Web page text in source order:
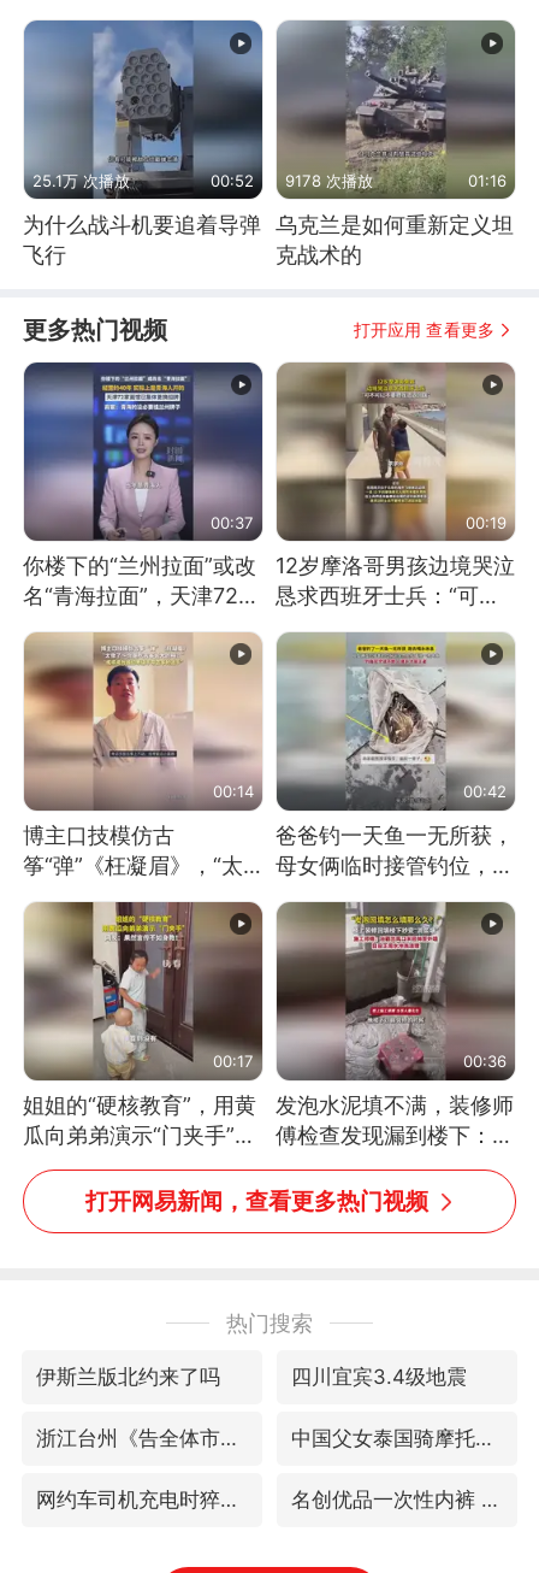
子：永远不要害怕他们！
25.1万 次播放 00:52
为什么战斗机要追着导弹
飞行
9178 次播放 01:16
乌克兰是如何重新定义坦
克战术的
更多热门视频 打开应用 查看更多
00:37
你楼下的“兰州拉面”或改
名“青海拉面”，天津72家
00:19
12岁摩洛哥男孩边境哭泣
恳求西班牙士兵：“可不
00:14
博主口技模仿古
筝“弹”《枉凝眉》，“太
吗？”“或将成为首位考级
不带古筝的选手。”（来
源：新华每日电讯）
00:42
爸爸钓一天鱼一无所获，
母女俩临时接管钓位，用
00:17
姐姐的“硬核教育”，用黄
瓜向弟弟演示“门夹手”，
网友：果然言传不如身
教！
00:36
发泡水泥填不满，装修师
傅检查发现漏到楼下：出
风口未延伸到外墙
打开网易新闻，查看更多热门视频
热门搜索
伊斯兰版北约来了吗 四川宜宾3.4级地震
浙江台州《告全体市民书》 中国父女泰国骑摩托车坠崖1死1伤
网约车司机充电时猝死保险拒赔 名创优品一次性内裤 颜面尽失